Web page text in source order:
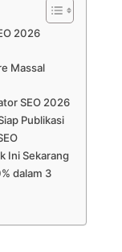
2026
Massal
SEO 2026
Publikasi
Ini Sekarang
dalam 3